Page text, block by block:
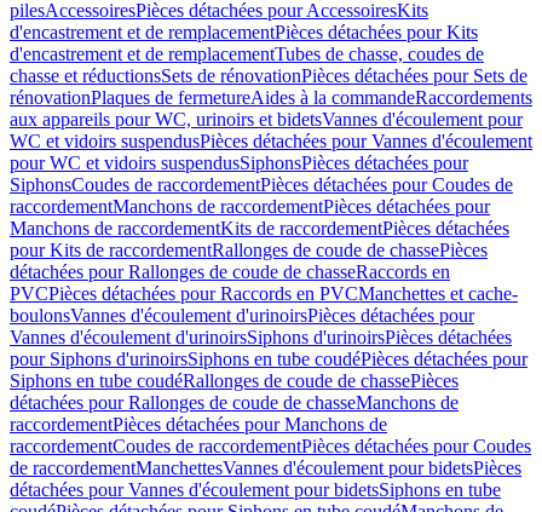
pilesAccessoiresPièces détachées pour AccessoiresKits
d'encastrement et de remplacementPièces détachées pour Kits
d'encastrement et de remplacementTubes de chasse, coudes de
chasse et réductionsSets de rénovationPièces détachées pour Sets de
rénovationPlaques de fermetureAides à la commandeRaccordements
aux appareils pour WC, urinoirs et bidetsVannes d'écoulement pour
WC et vidoirs suspendusPièces détachées pour Vannes d'écoulement
pour WC et vidoirs suspendusSiphonsPièces détachées pour
SiphonsCoudes de raccordementPièces détachées pour Coudes de
raccordementManchons de raccordementPièces détachées pour
Manchons de raccordementKits de raccordementPièces détachées
pour Kits de raccordementRallonges de coude de chassePièces
détachées pour Rallonges de coude de chasseRaccords en
PVCPièces détachées pour Raccords en PVCManchettes et cache-
boulonsVannes d'écoulement d'urinoirsPièces détachées pour
Vannes d'écoulement d'urinoirsSiphons d'urinoirsPièces détachées
pour Siphons d'urinoirsSiphons en tube coudéPièces détachées pour
Siphons en tube coudéRallonges de coude de chassePièces
détachées pour Rallonges de coude de chasseManchons de
raccordementPièces détachées pour Manchons de
raccordementCoudes de raccordementPièces détachées pour Coudes
de raccordementManchettesVannes d'écoulement pour bidetsPièces
détachées pour Vannes d'écoulement pour bidetsSiphons en tube